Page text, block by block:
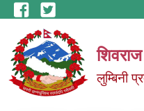
Skip to main content
लुम्बिनी